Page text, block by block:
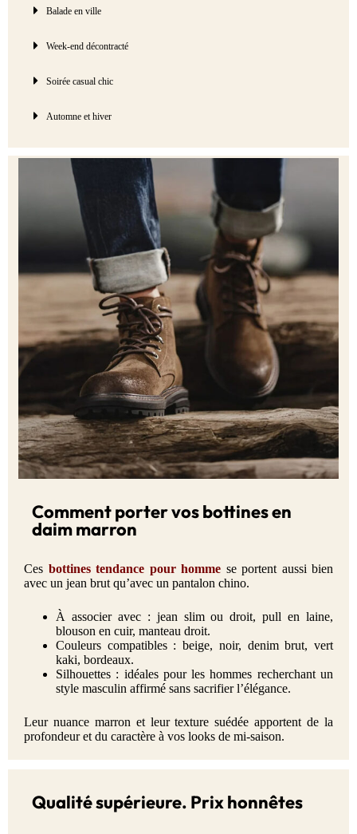
Balade en ville
Week-end décontracté
Soirée casual chic
Automne et hiver
Comment porter vos bottines en
daim marron
Ces bottines tendance pour homme se portent aussi bien
avec un jean brut qu’avec un pantalon chino.
À associer avec : jean slim ou droit, pull en laine,
blouson en cuir, manteau droit.
Couleurs compatibles : beige, noir, denim brut, vert
kaki, bordeaux.
Silhouettes : idéales pour les hommes recherchant un
style masculin affirmé sans sacrifier l’élégance.
Leur nuance marron et leur texture suédée apportent de la
profondeur et du caractère à vos looks de mi-saison.
Qualité supérieure. Prix honnêtes